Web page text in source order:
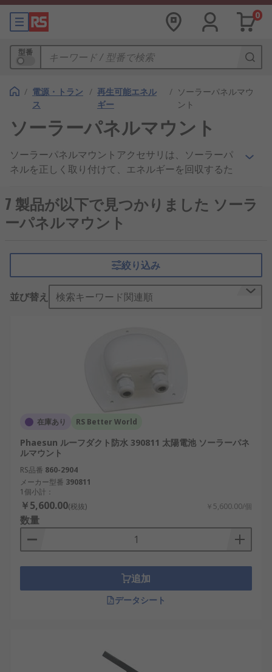
0
型番
/ 電源・トラン
ス
/ 再生可能エネル
ギー
/ ソーラーパネルマウ
ント
ソーラーパネルマウント
ソーラーパネルマウントアクセサリは、ソーラーパ
ネルを正しく取り付けて、エネルギーを回収するた
ル]("/web/c/power-supplies-
transformers/renewable-energy/photovoltaic-
solar-panels/" ""/web/c/power-supplies-
solar-panels/"")は、太陽のエネルギーを変換して
直流電流を発電します。
ソーラーパネルマウントアクセサリは、どのような
用途に使用されますか?
す。ソーラーパネルは、地上取付け式、屋上取付け
式、壁面取付け式があります。ピーク電流を発生さ
せるには、適切な角度に据え付ける必要がありま
す。屋外で使用するアクセサリは、あらゆる気象条
件に耐える必要があります。
ソーラーパネルマウントアクセサリの種類
取付けブラケットによって、ソーラーパネル
を最適な角度で簡単に取り付けることができ
ます。
バッテリボックスは、太陽エネルギーを充電
際に使用します。これには複数の出力ソケッ
ト、及び充電レベルを示すメーターが付いて
7 製品が以下で見つかりました ソーラ
ーパネルマウント
絞り込み
並び替え 検索キーワード関連順
在庫あり RS Better World
Phaesun ルーフダクト防水 390811 太陽電池 ソーラーパネ
ルマウント
RS品番 860-2904
メーカー型番 390811
1個小計：
￥5,600.00(税抜) ￥5,600.00/個
数量
追加
データシート